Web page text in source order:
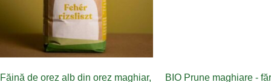
Făină de orez alb din orez maghiar, BIO Prune maghiare -